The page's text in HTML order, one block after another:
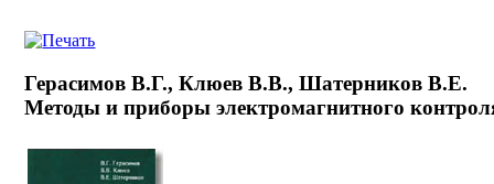
Герасимов В.Г., Клюев В.В., Шатерников В.Е.
Методы и приборы электромагнитного